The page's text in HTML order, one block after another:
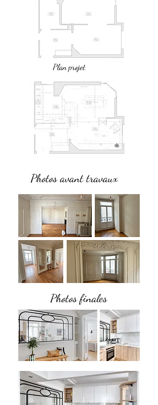
Plan projet
Photos avant travaux
Photos finales